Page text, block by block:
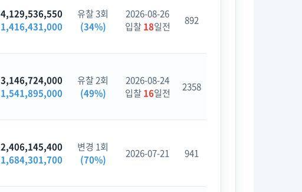
4,129,536,550
1,416,431,000
유찰 3회
(34%)
2026-08-26
입찰18일전 892
3,146,724,000
1,541,895,000
유찰 2회
(49%)
2026-08-24
입찰16일전 2358
2,406,145,400
1,684,301,700
변경 1회
(70%)
2026-07-21 941